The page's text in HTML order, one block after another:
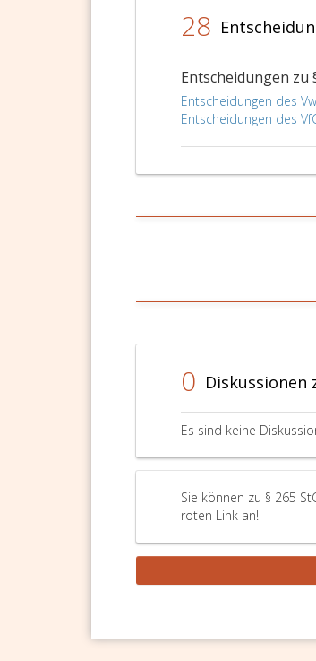
28
Entscheidungen zu
Entscheidungen des
Entscheidungen des
0 Diskussionen
Es sind keine
Sie können zu § 265
roten Link an!